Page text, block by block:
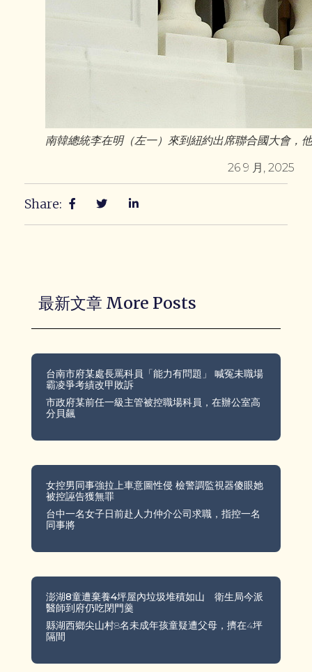
南韓總統李在明（左一）來到紐約出席聯合國大會，
26 9 月, 2025
Share:
最新文章 More Posts
台南市府某處長罵科員「能力有問題」 喊冤未職場
霸凌爭考績改甲敗訴
市政府某前任一級主管被控職場科員，在辦公室高
分貝飆
女控男同事強拉上車意圖性侵 檢警調監視器傻眼她
被控誣告獲無罪
台中一名女子日前赴人力仲介公司求職，指控一名
同事將
澎湖8童遭棄養4坪屋內垃圾堆積如山 衛生局今派
醫師到府仍吃閉門羹
縣湖西鄉尖山村8名未成年孩童疑遭父母，擠在4坪
隔間